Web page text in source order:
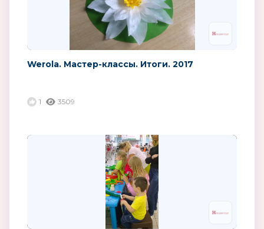
Werola. Мастер-классы. Итоги. 2017
1 3509